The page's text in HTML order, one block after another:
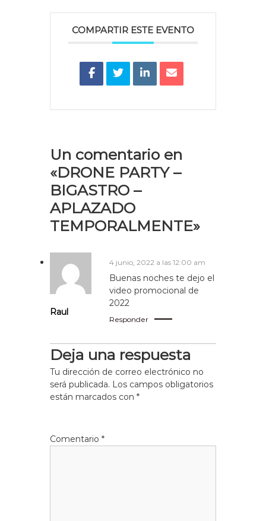
COMPARTIR ESTE EVENTO
Un comentario en
«DRONE PARTY –
BIGASTRO –
APLAZADO
TEMPORALMENTE»
Raul
4 junio, 2022 a las 12:00 am
Buenas noches te dejo el
video promocional de
2022
Responder
Deja una respuesta
Tu dirección de correo electrónico no
será publicada. Los campos obligatorios
están marcados con *
Comentario *